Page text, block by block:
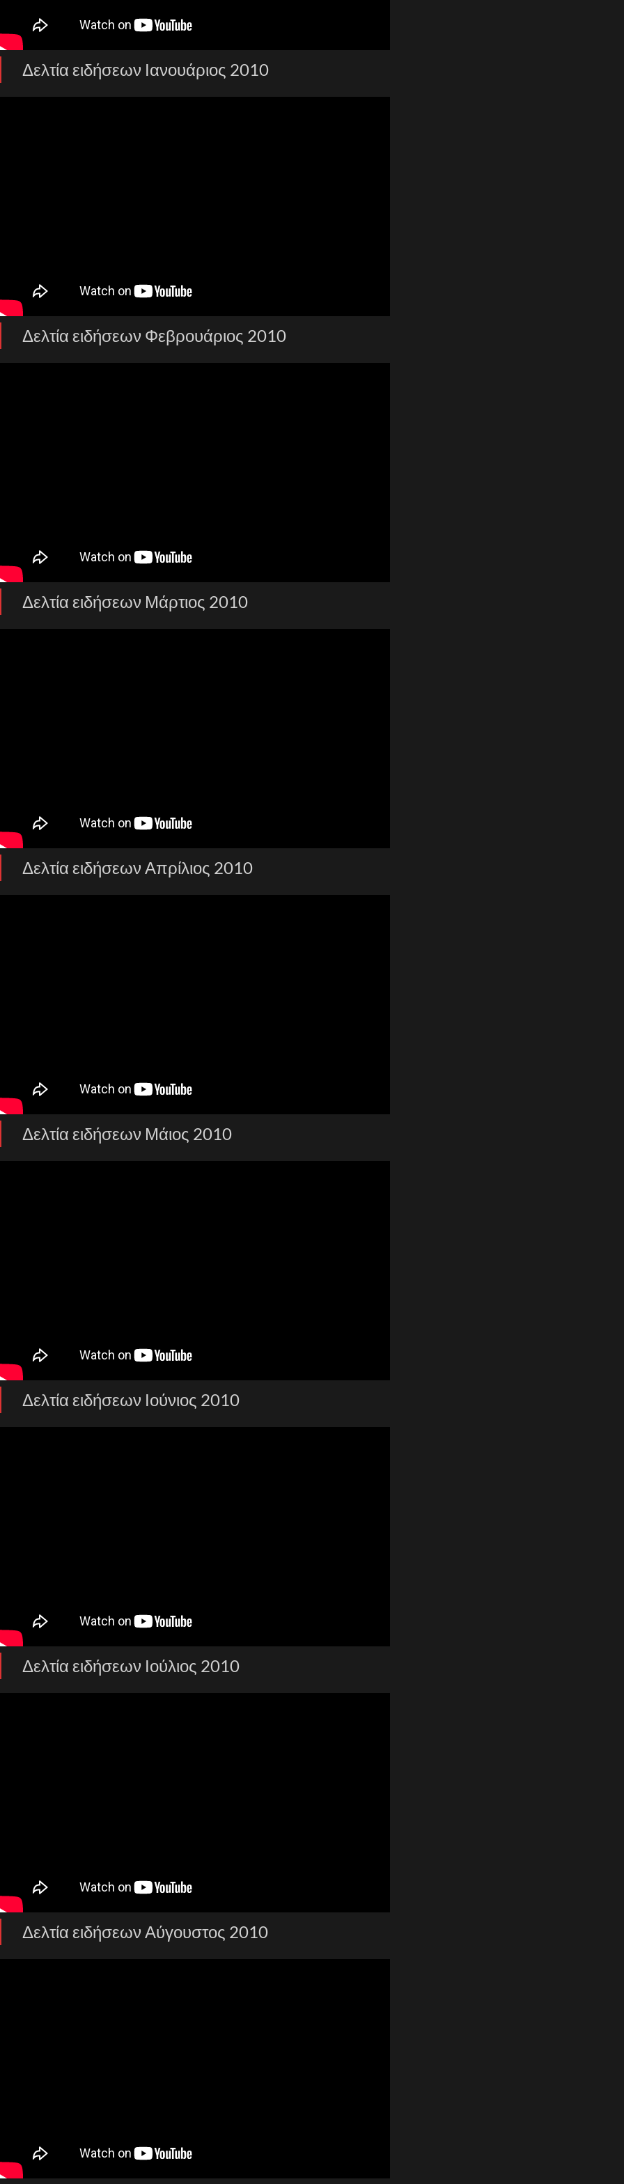
Δελτία ειδήσεων Ιανουάριος 2010
Δελτία ειδήσεων Φεβρουάριος 2010
Δελτία ειδήσεων Μάρτιος 2010
Δελτία ειδήσεων Απρίλιος 2010
Δελτία ειδήσεων Μάιος 2010
Δελτία ειδήσεων Ιούνιος 2010
Δελτία ειδήσεων Ιούλιος 2010
Δελτία ειδήσεων Αύγουστος 2010